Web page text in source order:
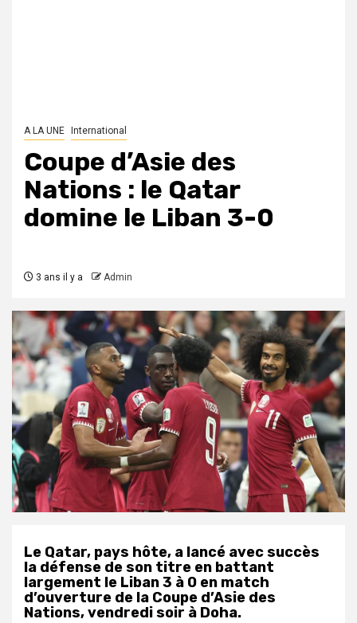
A LA UNE International
Coupe d’Asie des
Nations : le Qatar
domine le Liban 3-0
3 ans il y a Admin
Le Qatar, pays hôte, a lancé avec succès
la défense de son titre en battant
largement le Liban 3 à 0 en match
d’ouverture de la Coupe d’Asie des
Nations, vendredi soir à Doha.